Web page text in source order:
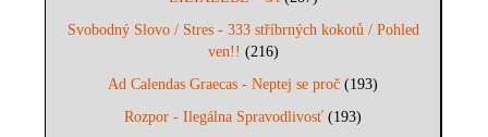
Svobodný Slovo / Stres - 333 stříbrných kokotů / Pohled
ven!! (216)
Ad Calendas Graecas - Neptej se proč (193)
Rozpor - Ilegálna Spravodlivosť (193)